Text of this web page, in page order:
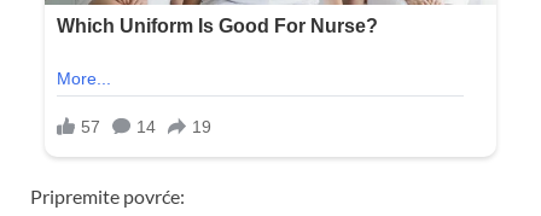
Pripremite povrće: